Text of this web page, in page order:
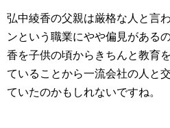
弘中綾香の父親は厳格な人と言
ンという職業にやや偏見がある
香を子供の頃からきちんと教育
ていることから一流会社の人と
ていたのかもしれないですね。